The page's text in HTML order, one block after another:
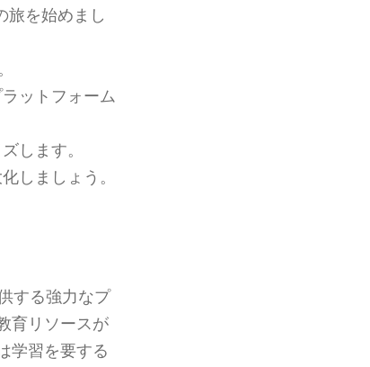
旅を始めまし
ットフォーム
します。
しましょう。
する強力なプ
育リソースが
学習を要する